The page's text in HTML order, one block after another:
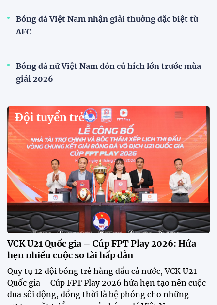
Việt Nam tăng gấp đôi
Sau khi tuyển Việt Nam giành ngôi nhất bảng A và
vào bán kết ASEAN Cup 2026, VFF đã công bố thời
gian mở bán vé trận lượt về trên sân Mỹ Đình, với
mức giá tăng gấp đôi so với vòng bảng.
Xã Hùng Châu tưng bừng khai mạc giải bóng đá
truyền thống lần thứ VI
HLV Kim Sang Sik: "ĐT Việt Nam sẽ tung đội
hình mạnh nhất trước Campuchia"
CĐV vượt gần 80 km từ 5h30 sáng để mua vé xem
tuyển Việt Nam